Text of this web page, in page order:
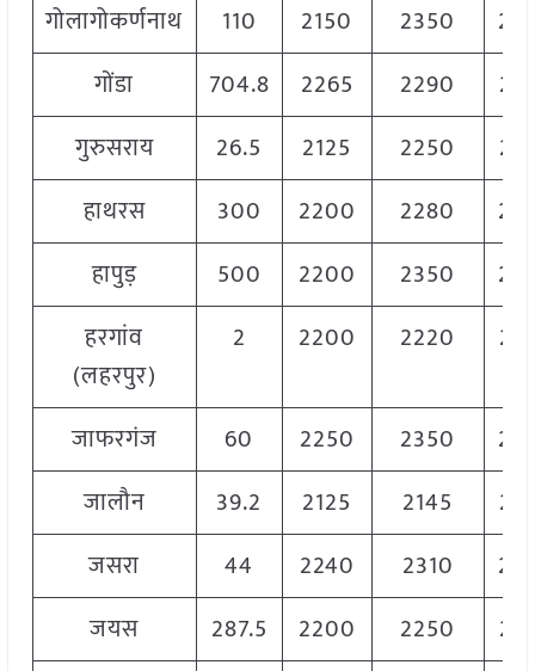
गोलागोकर्णनाथ
110 2150 2350
गोंडा
704.8 2265 2290
गुरुसराय
26.5 2125 2250
हाथरस
300 2200 2280
हापुड़
500 2200 2350
हरगांव
(लहरपुर)
2 2200 2220
जाफरगंज 60 2250 2350
जालौन
39.2 2125 2145
जसरा
44 2240 2310
जयस
287.5 2200 2250